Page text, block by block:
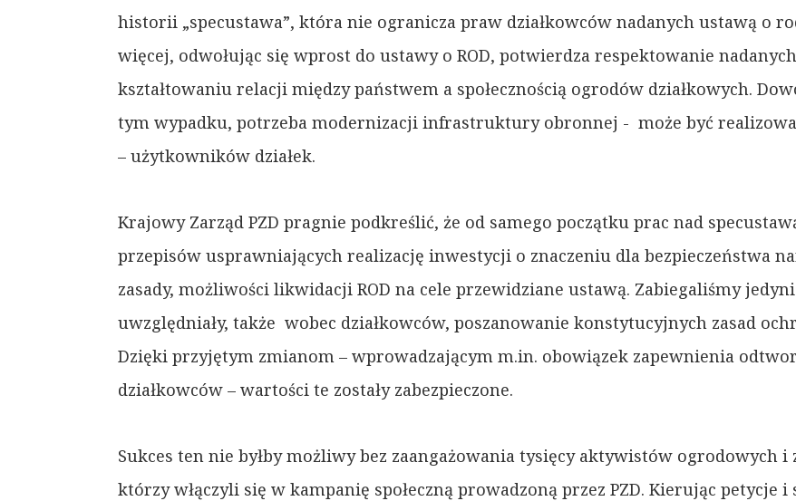
historii „specustawa”, która nie ogranicza praw działkowców nadanych ustawą o
więcej, odwołując się wprost do ustawy o ROD, potwierdza respektowanie
kształtowaniu relacji między państwem a społecznością ogrodów działkowych.
tym wypadku, potrzeba modernizacji infrastruktury obronnej - może być
– użytkowników działek.
Krajowy Zarząd PZD pragnie podkreślić, że od samego początku prac nad
przepisów usprawniających realizację inwestycji o znaczeniu dla bezpieczeństwa
zasady, możliwości likwidacji ROD na cele przewidziane ustawą. Zabiegaliśmy
uwzględniały, także wobec działkowców, poszanowanie konstytucyjnych zasad
Dzięki przyjętym zmianom – wprowadzającym m.in. obowiązek zapewnienia
działkowców – wartości te zostały zabezpieczone.
Sukces ten nie byłby możliwy bez zaangażowania tysięcy aktywistów ogrodowych i
którzy włączyli się w kampanię społeczną prowadzoną przez PZD. Kierując